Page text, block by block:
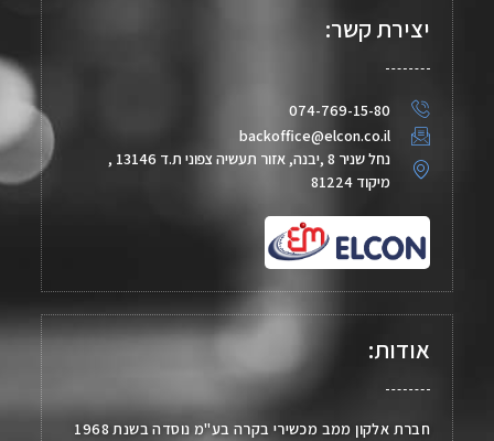
יצירת קשר:
074-769-15-80
backoffice@elcon.co.il
נחל שניר 8 ,יבנה, אזור תעשיה צפוני ת.ד 13146 ,
מיקוד 81224
אודות:
חברת אלקון ממב מכשירי בקרה בע"מ נוסדה בשנת 1968